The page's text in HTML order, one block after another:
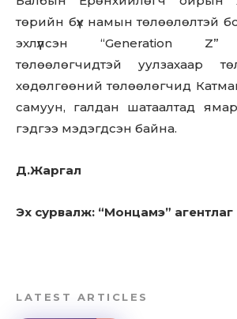
out!
Sing up for our
to stay in the loop.
төрийн бүх намын төлөөлөлтэй
эхлүүлсэн “Generation Z”
төлөөлөгчидтэй уулзахаар
хөдөлгөөний төлөөлөгчид
самуун, галдан шатаалтад
гэдгээ мэдэгдсэн байна.
Д.Жаргал
Эх сурвалж: “Монцамэ” агентлаг
LATEST ARTICLES